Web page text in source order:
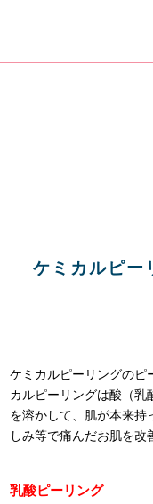
ケミカルピー
ケミカルピーリングのピ
カルピーリングは酸（乳
を溶かして、肌が本来持
しみ等で痛んだお肌を改
乳酸ピーリング